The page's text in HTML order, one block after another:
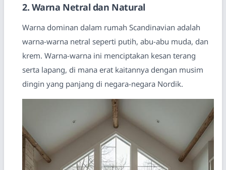
2. Warna Netral dan Natural
Warna dominan dalam rumah Scandinavian adalah
warna-warna netral seperti putih, abu-abu muda, dan
krem. Warna-warna ini menciptakan kesan terang
serta lapang, di mana erat kaitannya dengan musim
dingin yang panjang di negara-negara Nordik.